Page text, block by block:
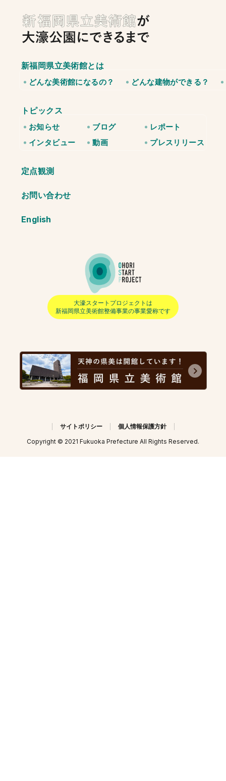
新福岡県立美術館とは
どんな美術館になるの？ どんな建物ができる？
トピックス
お知らせ ブログ
レポート
インタビュー
動画 プレスリリース
定点観測
お問い合わせ
English
大濠スタートプロジェクトは
新福岡県立美術館整備事業の事業愛称です
サイトポリシー
個人情報保護方針
Copyright © 2021 Fukuoka Prefecture All Rights Reserved.